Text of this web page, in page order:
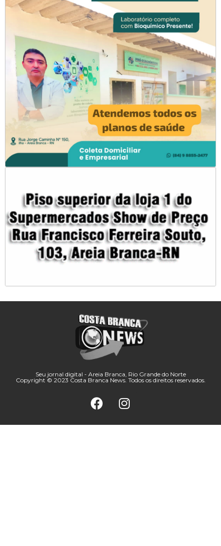
Seu jornal digital - Areia Branca, Rio Grande do Norte
Copyright © 2023 Costa Branca News. Todos os direitos reservados.